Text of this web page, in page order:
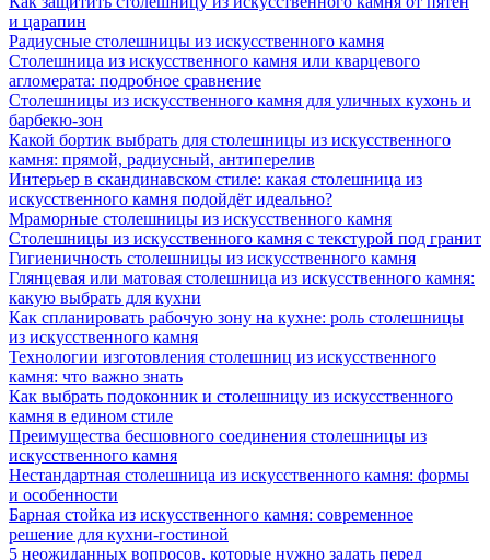
и царапин
Радиусные столешницы из искусственного камня
Столешница из искусственного камня или кварцевого
агломерата: подробное сравнение
Столешницы из искусственного камня для уличных кухонь и
барбекю-зон
Какой бортик выбрать для столешницы из искусственного
камня: прямой, радиусный, антиперелив
Интерьер в скандинавском стиле: какая столешница из
искусственного камня подойдёт идеально?
Мраморные столешницы из искусственного камня
Столешницы из искусственного камня с текстурой под гранит
Гигиеничность столешницы из искусственного камня
Глянцевая или матовая столешница из искусственного камня:
какую выбрать для кухни
Как спланировать рабочую зону на кухне: роль столешницы
из искусственного камня
Технологии изготовления столешниц из искусственного
камня: что важно знать
Как выбрать подоконник и столешницу из искусственного
камня в едином стиле
Преимущества бесшовного соединения столешницы из
искусственного камня
Нестандартная столешница из искусственного камня: формы
и особенности
Барная стойка из искусственного камня: современное
решение для кухни-гостиной
5 неожиданных вопросов, которые нужно задать перед